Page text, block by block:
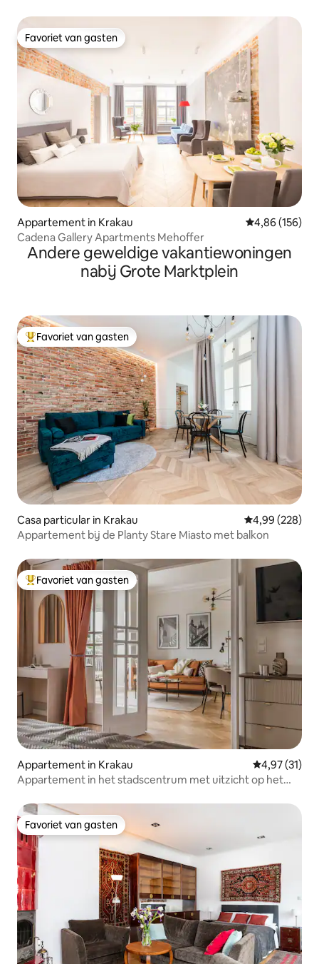
Favoriet van gasten
Favoriet van gasten
Appartement in Krakau Gemiddelde
4,86 (156)
Cadena Gallery Apartments Mehoffer
Andere geweldige vakantiewoningen
nabij Grote Marktplein
Topfavoriet van gasten
Favoriet van gasten
Casa particular in Krakau Gemiddelde
4,99 (228)
Appartement bij de Planty Stare Miasto met balkon
Topfavoriet van gasten
Favoriet van gasten
Appartement in Krakau Gemiddelde
4,97 (31)
Appartement in het stadscentrum met uitzicht op het
Favoriet van gasten
Favoriet van gasten